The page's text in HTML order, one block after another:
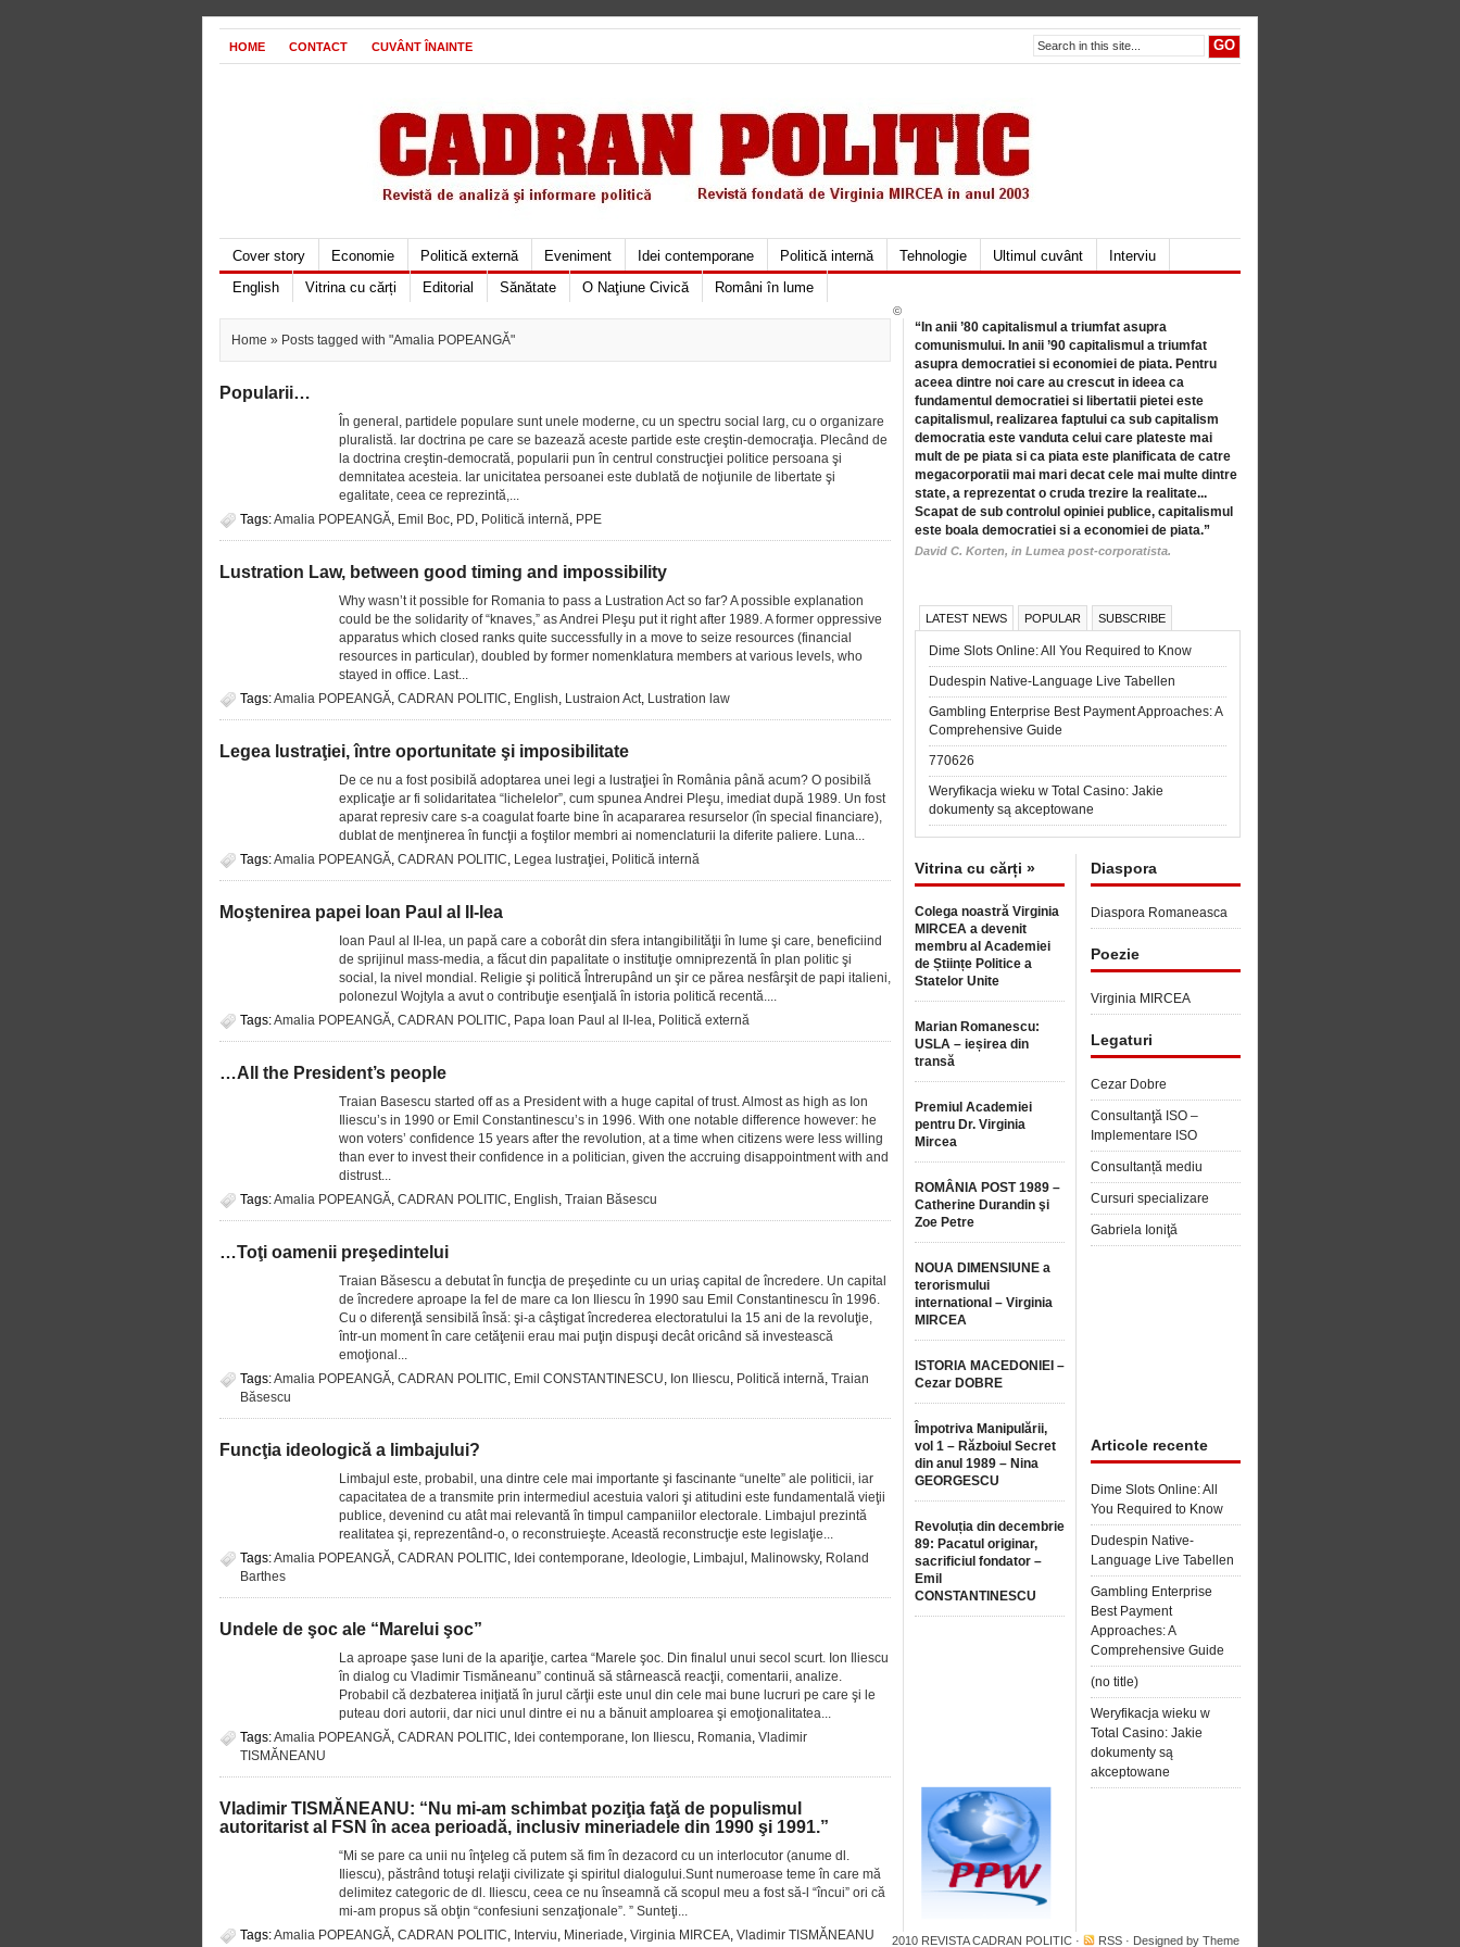
HOME CONTACT CUVÂNT ÎNAINTE
Cover story Economie Politică externă Eveniment Idei contemporane Politică internă Tehnologie Ultimul cuvânt
Interviu
English
Vitrina cu cărți Editorial Sănătate O Naţiune Civică Români în lume
Home » Posts tagged with "Amalia POPEANGĂ"
Popularii…
În general, partidele populare sunt unele moderne, cu un spectru social larg, cu o organizare
pluralistă. Iar doctrina pe care se bazează aceste partide este creştin-democraţia. Plecând de
la doctrina creştin-democrată, popularii pun în centrul construcţiei politice persoana şi
demnitatea acesteia. Iar unicitatea persoanei este dublată de noţiunile de libertate şi
egalitate, ceea ce reprezintă,...
Tags:Amalia POPEANGĂ, Emil Boc, PD, Politică internă, PPE
Lustration Law, between good timing and impossibility
Why wasn’t it possible for Romania to pass a Lustration Act so far? A possible explanation
could be the solidarity of “knaves,” as Andrei Pleşu put it right after 1989. A former oppressive
apparatus which closed ranks quite successfully in a move to seize resources (financial
resources in particular), doubled by former nomenklatura members at various levels, who
stayed in office. Last...
Tags:Amalia POPEANGĂ, CADRAN POLITIC, English, Lustraion Act, Lustration law
Legea lustraţiei, între oportunitate şi imposibilitate
De ce nu a fost posibilă adoptarea unei legi a lustraţiei în România până acum? O posibilă
explicaţie ar fi solidaritatea “lichelelor”, cum spunea Andrei Pleşu, imediat după 1989. Un fost
aparat represiv care s-a coagulat foarte bine în acapararea resurselor (în special financiare),
dublat de menţinerea în funcţii a foştilor membri ai nomenclaturii la diferite paliere. Luna...
Tags:Amalia POPEANGĂ, CADRAN POLITIC, Legea lustraţiei, Politică internă
Moştenirea papei Ioan Paul al II-lea
Ioan Paul al II-lea, un papă care a coborât din sfera intangibilităţii în lume şi care, beneficiind
de sprijinul mass-media, a făcut din papalitate o instituţie omniprezentă în plan politic şi
social, la nivel mondial. Religie şi politică Întrerupând un şir ce părea nesfârşit de papi italieni,
polonezul Wojtyla a avut o contribuţie esenţială în istoria politică recentă....
Tags:Amalia POPEANGĂ, CADRAN POLITIC, Papa Ioan Paul al II-lea, Politică externă
…All the President’s people
Traian Basescu started off as a President with a huge capital of trust. Almost as high as Ion
Iliescu’s in 1990 or Emil Constantinescu’s in 1996. With one notable difference however: he
won voters’ confidence 15 years after the revolution, at a time when citizens were less willing
than ever to invest their confidence in a politician, given the accruing disappointment with and
distrust...
Tags:Amalia POPEANGĂ, CADRAN POLITIC, English, Traian Băsescu
…Toţi oamenii preşedintelui
Traian Băsescu a debutat în funcţia de preşedinte cu un uriaş capital de încredere. Un capital
de încredere aproape la fel de mare ca Ion Iliescu în 1990 sau Emil Constantinescu în 1996.
Cu o diferenţă sensibilă însă: şi-a câştigat încrederea electoratului la 15 ani de la revoluţie,
într-un moment în care cetăţenii erau mai puţin dispuşi decât oricând să investească
emoţional...
Tags:Amalia POPEANGĂ, CADRAN POLITIC, Emil CONSTANTINESCU, Ion Iliescu, Politică internă, Traian
Băsescu
Funcţia ideologică a limbajului?
Limbajul este, probabil, una dintre cele mai importante şi fascinante “unelte” ale politicii, iar
capacitatea de a transmite prin intermediul acestuia valori şi atitudini este fundamentală vieţii
publice, devenind cu atât mai relevantă în timpul campaniilor electorale. Limbajul prezintă
realitatea şi, reprezentând-o, o reconstruieşte. Această reconstrucţie este legislaţie...
Tags:Amalia POPEANGĂ, CADRAN POLITIC, Idei contemporane, Ideologie, Limbajul , Malinowsky, Roland
Barthes
Undele de şoc ale “Marelui şoc”
La aproape şase luni de la apariţie, cartea “Marele şoc. Din finalul unui secol scurt. Ion Iliescu
în dialog cu Vladimir Tismăneanu” continuă să stârnească reacţii, comentarii, analize.
Probabil că dezbaterea iniţiată în jurul cărţii este unul din cele mai bune lucruri pe care şi le
puteau dori autorii, dar nici unul dintre ei nu a bănuit amploarea şi emoţionalitatea...
Tags:Amalia POPEANGĂ, CADRAN POLITIC, Idei contemporane, Ion Iliescu, Romania, Vladimir
TISMĂNEANU
Vladimir TISMĂNEANU: “Nu mi-am schimbat poziţia faţă de populismul
autoritarist al FSN în acea perioadă, inclusiv mineriadele din 1990 şi 1991.”
“Mi se pare ca unii nu înţeleg că putem să fim în dezacord cu un interlocutor (anume dl.
Iliescu), păstrând totuşi relaţii civilizate şi spiritul dialogului.Sunt numeroase teme în care mă
delimitez categoric de dl. Iliescu, ceea ce nu înseamnă că scopul meu a fost să-l “încui” ori că
mi-am propus să obţin “confesiuni senzaţionale”. ” Sunteţi...
Tags:Amalia POPEANGĂ, CADRAN POLITIC, Interviu, Mineriade, Virginia MIRCEA, Vladimir TISMĂNEANU
“In anii ’80 capitalismul a triumfat asupra
comunismului. In anii ’90 capitalismul a triumfat
asupra democratiei si economiei de piata. Pentru
aceea dintre noi care au crescut in ideea ca
fundamentul democratiei si libertatii pietei este
capitalismul, realizarea faptului ca sub capitalism
democratia este vanduta celui care plateste mai
mult de pe piata si ca piata este planificata de catre
megacorporatii mai mari decat cele mai multe dintre
state, a reprezentat o cruda trezire la realitate...
Scapat de sub controlul opiniei publice, capitalismul
este boala democratiei si a economiei de piata.”
David C. Korten, in Lumea post-corporatista.
LATEST NEWS POPULAR SUBSCRIBE
Dime Slots Online: All You Required to Know
Dudespin Native-Language Live Tabellen
Gambling Enterprise Best Payment Approaches: A
Comprehensive Guide
770626
Weryfikacja wieku w Total Casino: Jakie
dokumenty są akceptowane
Vitrina cu cărți »
Colega noastră Virginia
MIRCEA a devenit
membru al Academiei
de Științe Politice a
Statelor Unite
Marian Romanescu:
USLA – ieșirea din
transă
Premiul Academiei
pentru Dr. Virginia
Mircea
ROMÂNIA POST 1989 –
Catherine Durandin şi
Zoe Petre
NOUA DIMENSIUNE a
terorismului
international – Virginia
MIRCEA
ISTORIA MACEDONIEI –
Cezar DOBRE
Împotriva Manipulării,
vol 1 – Războiul Secret
din anul 1989 – Nina
GEORGESCU
Revoluția din decembrie
89: Pacatul originar,
sacrificiul fondator –
Emil
CONSTANTINESCU
Diaspora
Diaspora Romaneasca
Poezie
Virginia MIRCEA
Legaturi
Cezar Dobre
Consultanţă ISO –
Implementare ISO
Consultanță mediu
Cursuri specializare
Gabriela Ioniţă
Articole recente
Dime Slots Online: All
You Required to Know
Dudespin Native-
Language Live Tabellen
Gambling Enterprise
Best Payment
Approaches: A
Comprehensive Guide
(no title)
Weryfikacja wieku w
Total Casino: Jakie
dokumenty są
akceptowane
©
2010 REVISTA CADRAN POLITIC · RSS · Designed by Theme